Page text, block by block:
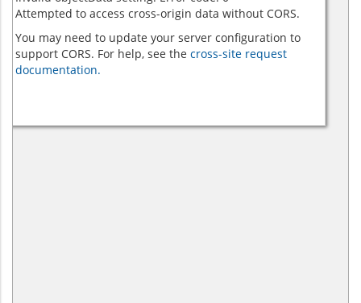
Attempted to access cross-origin data without CORS.
You may need to update your server configuration to
support CORS. For help, see the cross-site request
documentation.